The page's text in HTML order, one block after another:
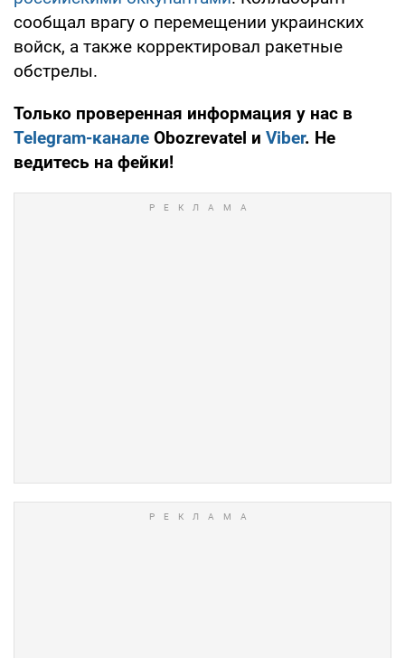
сообщал врагу о перемещении украинских
войск, а также корректировал ракетные
обстрелы.
Только проверенная информация у нас в
Telegram-канале Obozrevatel и Viber. Не
ведитесь на фейки!